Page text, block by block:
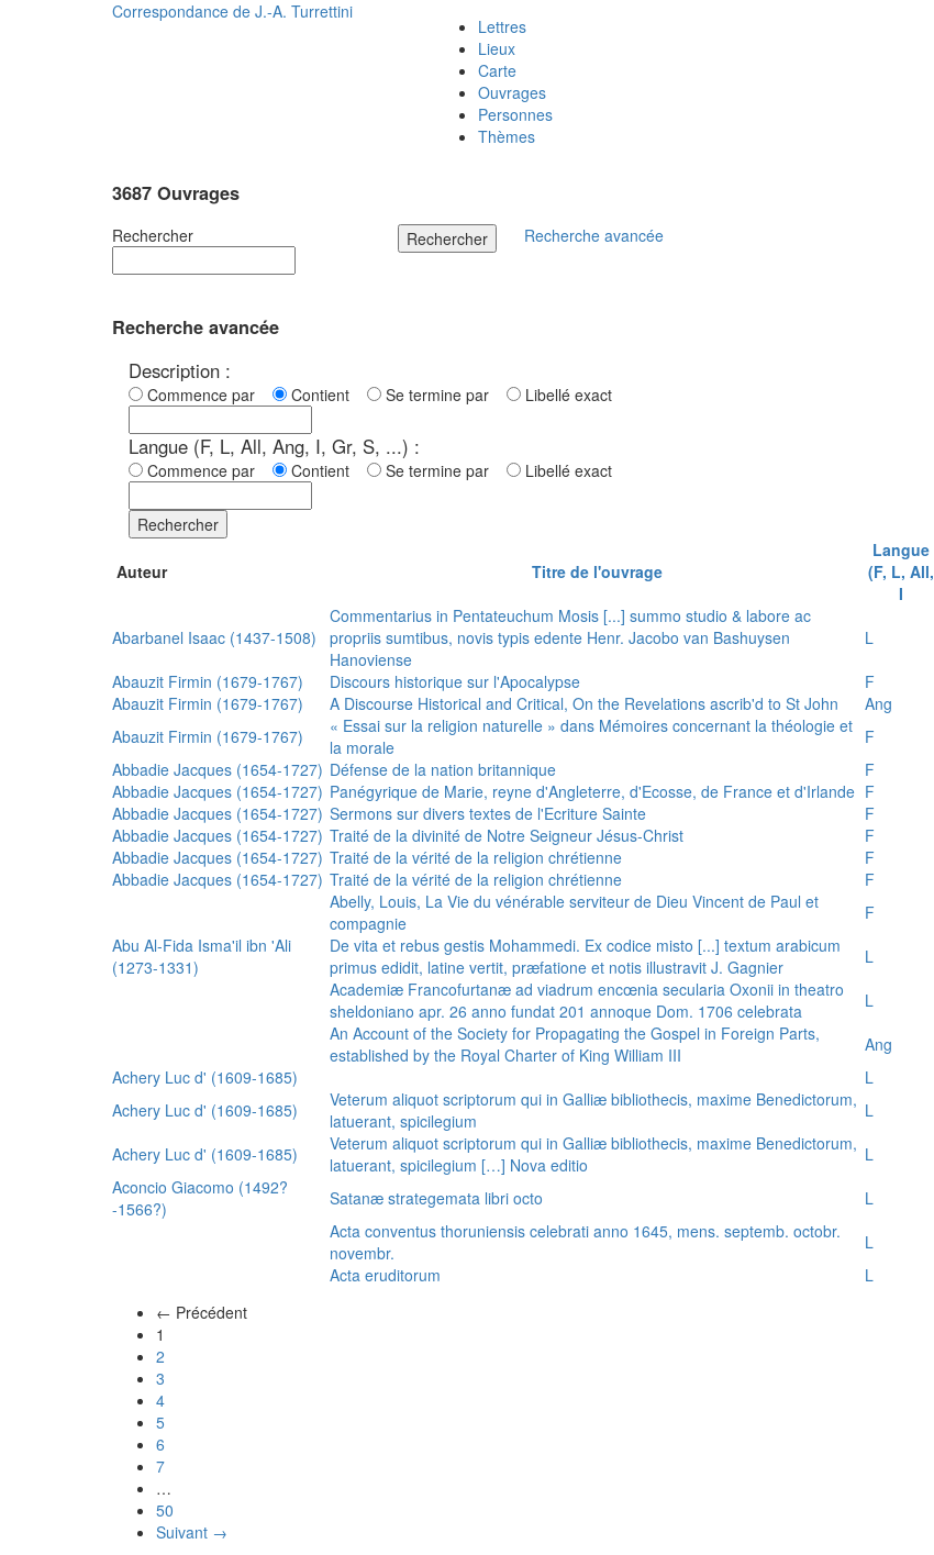
Correspondance de J.-A. Turrettini
Lettres
Lieux
Carte
Ouvrages
Personnes
Thèmes
3687 Ouvrages
Rechercher Rechercher Recherche avancée
Recherche avancée
Description :
Commence par Contient Se termine par Libellé exact
Langue (F, L, All, Ang, I, Gr, S, ...) :
Commence par Contient Se termine par Libellé exact
Rechercher
Auteur Titre de l'ouvrage
Langue
(F, L, All,
I
Abarbanel Isaac (1437-1508)
Commentarius in Pentateuchum Mosis [...] summo studio & labore ac
propriis sumtibus, novis typis edente Henr. Jacobo van Bashuysen
Hanoviense
L
Abauzit Firmin (1679-1767)
Discours historique sur l'Apocalypse
F
Abauzit Firmin (1679-1767)
A Discourse Historical and Critical, On the Revelations ascrib'd to St John
Ang
Abauzit Firmin (1679-1767)
« Essai sur la religion naturelle » dans Mémoires concernant la théologie et
la morale
F
Abbadie Jacques (1654-1727) Défense de la nation britannique
F
Abbadie Jacques (1654-1727) Panégyrique de Marie, reyne d'Angleterre, d'Ecosse, de France et d'Irlande F
Abbadie Jacques (1654-1727) Sermons sur divers textes de l'Ecriture Sainte
F
Abbadie Jacques (1654-1727) Traité de la divinité de Notre Seigneur Jésus-Christ
F
Abbadie Jacques (1654-1727) Traité de la vérité de la religion chrétienne
F
Abbadie Jacques (1654-1727) Traité de la vérité de la religion chrétienne
F
Abelly, Louis, La Vie du vénérable serviteur de Dieu Vincent de Paul et
compagnie
F
Abu Al-Fida Isma'il ibn 'Ali
(1273-1331)
De vita et rebus gestis Mohammedi. Ex codice misto [...] textum arabicum
primus edidit, latine vertit, præfatione et notis illustravit J. Gagnier
L
Academiæ Francofurtanæ ad viadrum encœnia secularia Oxonii in theatro
sheldoniano apr. 26 anno fundat 201 annoque Dom. 1706 celebrata
L
An Account of the Society for Propagating the Gospel in Foreign Parts,
established by the Royal Charter of King William III
Ang
Achery Luc d' (1609-1685)
L
Achery Luc d' (1609-1685)
Veterum aliquot scriptorum qui in Galliæ bibliothecis, maxime Benedictorum,
latuerant, spicilegium
L
Achery Luc d' (1609-1685)
Veterum aliquot scriptorum qui in Galliæ bibliothecis, maxime Benedictorum,
latuerant, spicilegium […] Nova editio
L
Aconcio Giacomo (1492?
-1566?)
Satanæ strategemata libri octo
L
Acta conventus thoruniensis celebrati anno 1645, mens. septemb. octobr.
novembr.
L
Acta eruditorum
L
← Précédent
1
2
3
4
5
6
7
…
50
Suivant →